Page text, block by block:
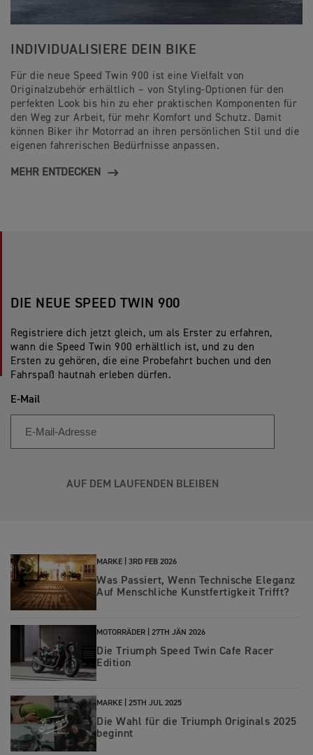
INDIVIDUALISIERE DEIN BIKE
Für die neue Speed Twin 900 ist eine Vielfalt von
Originalzubehör erhältlich – von Styling-Optionen für den
perfekten Look bis hin zu eher praktischen Komponenten für
den Weg zur Arbeit, für mehr Komfort und Schutz. Damit
können Biker ihr Motorrad an ihren persönlichen Stil und die
eigenen fahrerischen Bedürfnisse anpassen.
MEHR ENTDECKEN
DIE NEUE SPEED TWIN 900
Registriere dich jetzt gleich, um als Erster zu erfahren,
wann die Speed Twin 900 erhältlich ist, und zu den
Ersten zu gehören, die eine Probefahrt buchen und den
Fahrspaß hautnah erleben dürfen.
E-Mail
AUF DEM LAUFENDEN BLEIBEN
MARKE | 3RD FEB 2026
Was Passiert, Wenn Technische Eleganz
Auf Menschliche Kunstfertigkeit Trifft?
MOTORRÄDER | 27TH JÄN 2026
Die Triumph Speed Twin Cafe Racer
Edition
MARKE | 25TH JUL 2025
Die Wahl für die Triumph Originals 2025
beginnt